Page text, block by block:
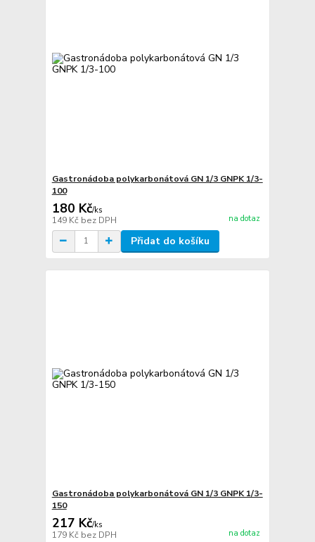
Gastronádoba polykarbonátová GN 1/3 GNPK 1/3-
100
180 Kč/ks
149 Kč bez DPH na dotaz
Přidat do košíku
Gastronádoba polykarbonátová GN 1/3 GNPK 1/3-
150
217 Kč/ks
179 Kč bez DPH na dotaz